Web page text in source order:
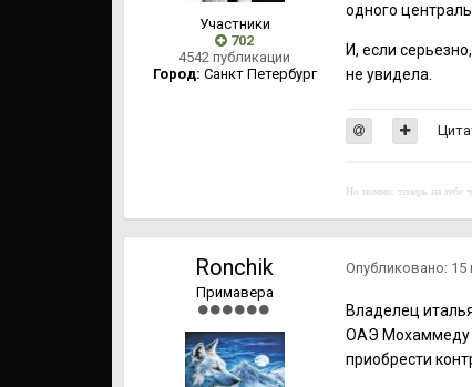
Участники
702
4542 публикации
Город: Санкт Петербург
одного
И, если
не увидела.
Но помни: теперь на тебе
Ronchik
Примавера
Опубликовано: 15
Владелец
ОАЭ Мохаммеду
приобрести